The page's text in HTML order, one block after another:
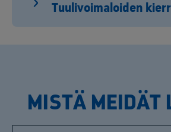
Tuulivoimaloiden
MISTÄ MEIDÄT